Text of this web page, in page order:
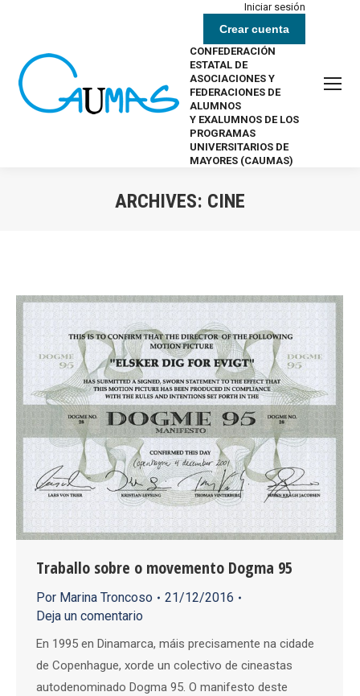
Iniciar sesión
Crear cuenta
CONFEDERACIÓN
ESTATAL DE
ASOCIACIONES Y
FEDERACIONES DE
ALUMNOS
Y EXALUMNOS DE LOS
PROGRAMAS
UNIVERSITARIOS DE
MAYORES (CAUMAS)
ARCHIVES: CINE
Traballo sobre o movemento Dogma 95
Por Marina Troncoso
21/12/2016
Deja un comentario
En 1995 en Dinamarca, máis precisamente na cidade
de Copenhague, xorde un colectivo de cineastas
autodenominado Dogma 95. O manifesto deste